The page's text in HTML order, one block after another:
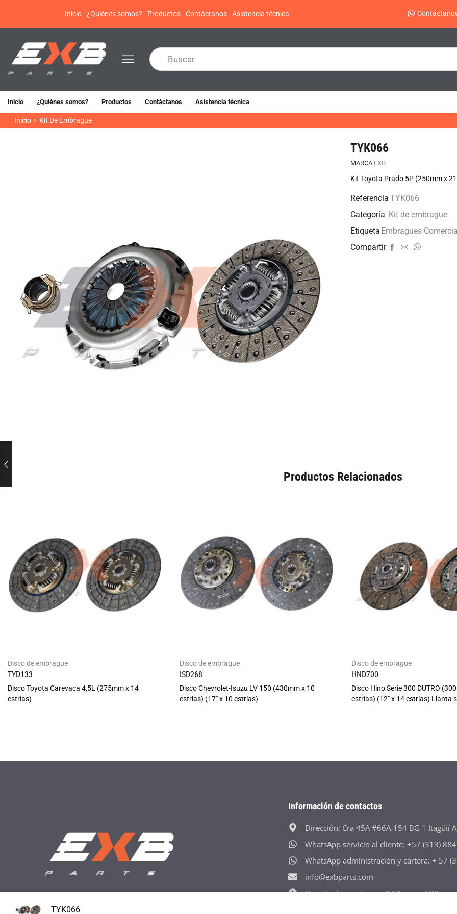
Inicio ¿Quiénes somos? Productos Contáctanos Asistencia técnica
Inicio ¿Quiénes somos? Productos Contáctanos Asistencia técnica
Inicio Kit De Embrague
TYK066
MARCA EXB
Kit Toyota Prado 5P (250mm x
Referencia TYK066
Categoría Kit de embrague
Etiqueta Embragues
Compartir
Productos Relacionados
Disco de embrague
TYD133
Disco Toyota Carevaca 4,5L (275mm x 14
estrías)
Disco de embrague
ISD268
Disco Chevrolet-Isuzu LV 150 (430mm x 10
estrìas) (17" x 10 estrías)
Disco de embrague
HND700
Disco Hino Serie 300 DUTRO
estrías) (12" x 14 estrías) Llanta
Información de contactos
Dirección: Cra 45A #66A-154 BG 1 Itagüií
WhatsApp servicio al cliente: +57 (313)
WhatsApp administración y cartera: + 57
info@exbparts.com
Horario: lunes-viernes 8:00 a.m - 4:30
TYK066